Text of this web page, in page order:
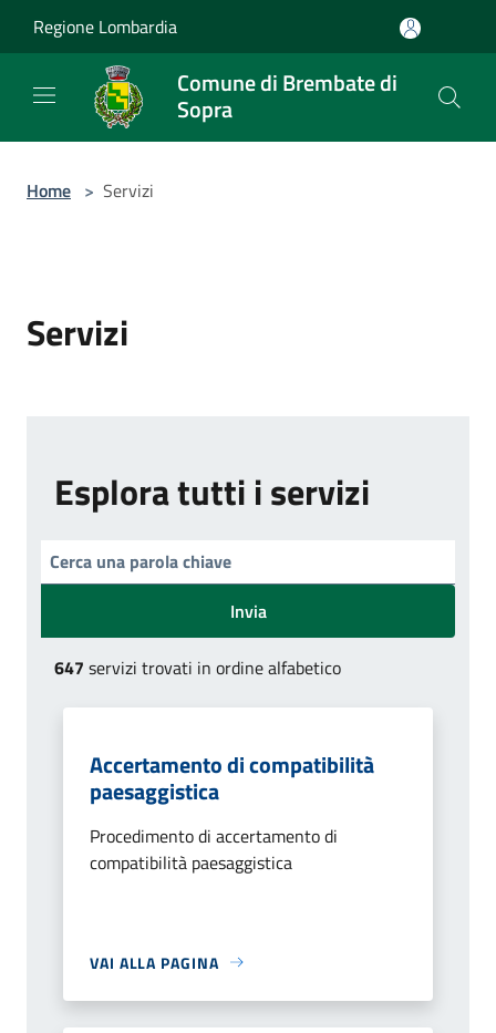
Regione Lombardia
Comune di Brembate di
Sopra
Home > Servizi
Servizi
Esplora tutti i servizi
Invia
647 servizi trovati in ordine alfabetico
Accertamento di compatibilità
paesaggistica
Procedimento di accertamento di
compatibilità paesaggistica
VAI ALLA PAGINA